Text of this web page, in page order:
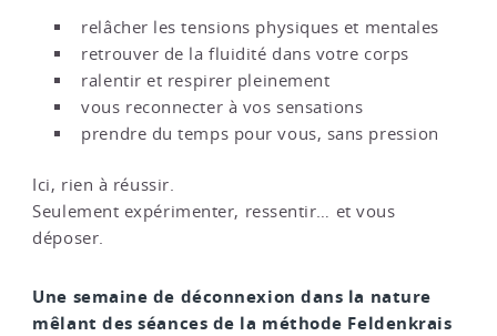
relâcher les tensions physiques et mentales
retrouver de la fluidité dans votre corps
ralentir et respirer pleinement
vous reconnecter à vos sensations
prendre du temps pour vous, sans pression
Ici, rien à réussir.
Seulement expérimenter, ressentir… et vous
déposer.
Une semaine de déconnexion dans la nature
mêlant des séances de la méthode Feldenkrais